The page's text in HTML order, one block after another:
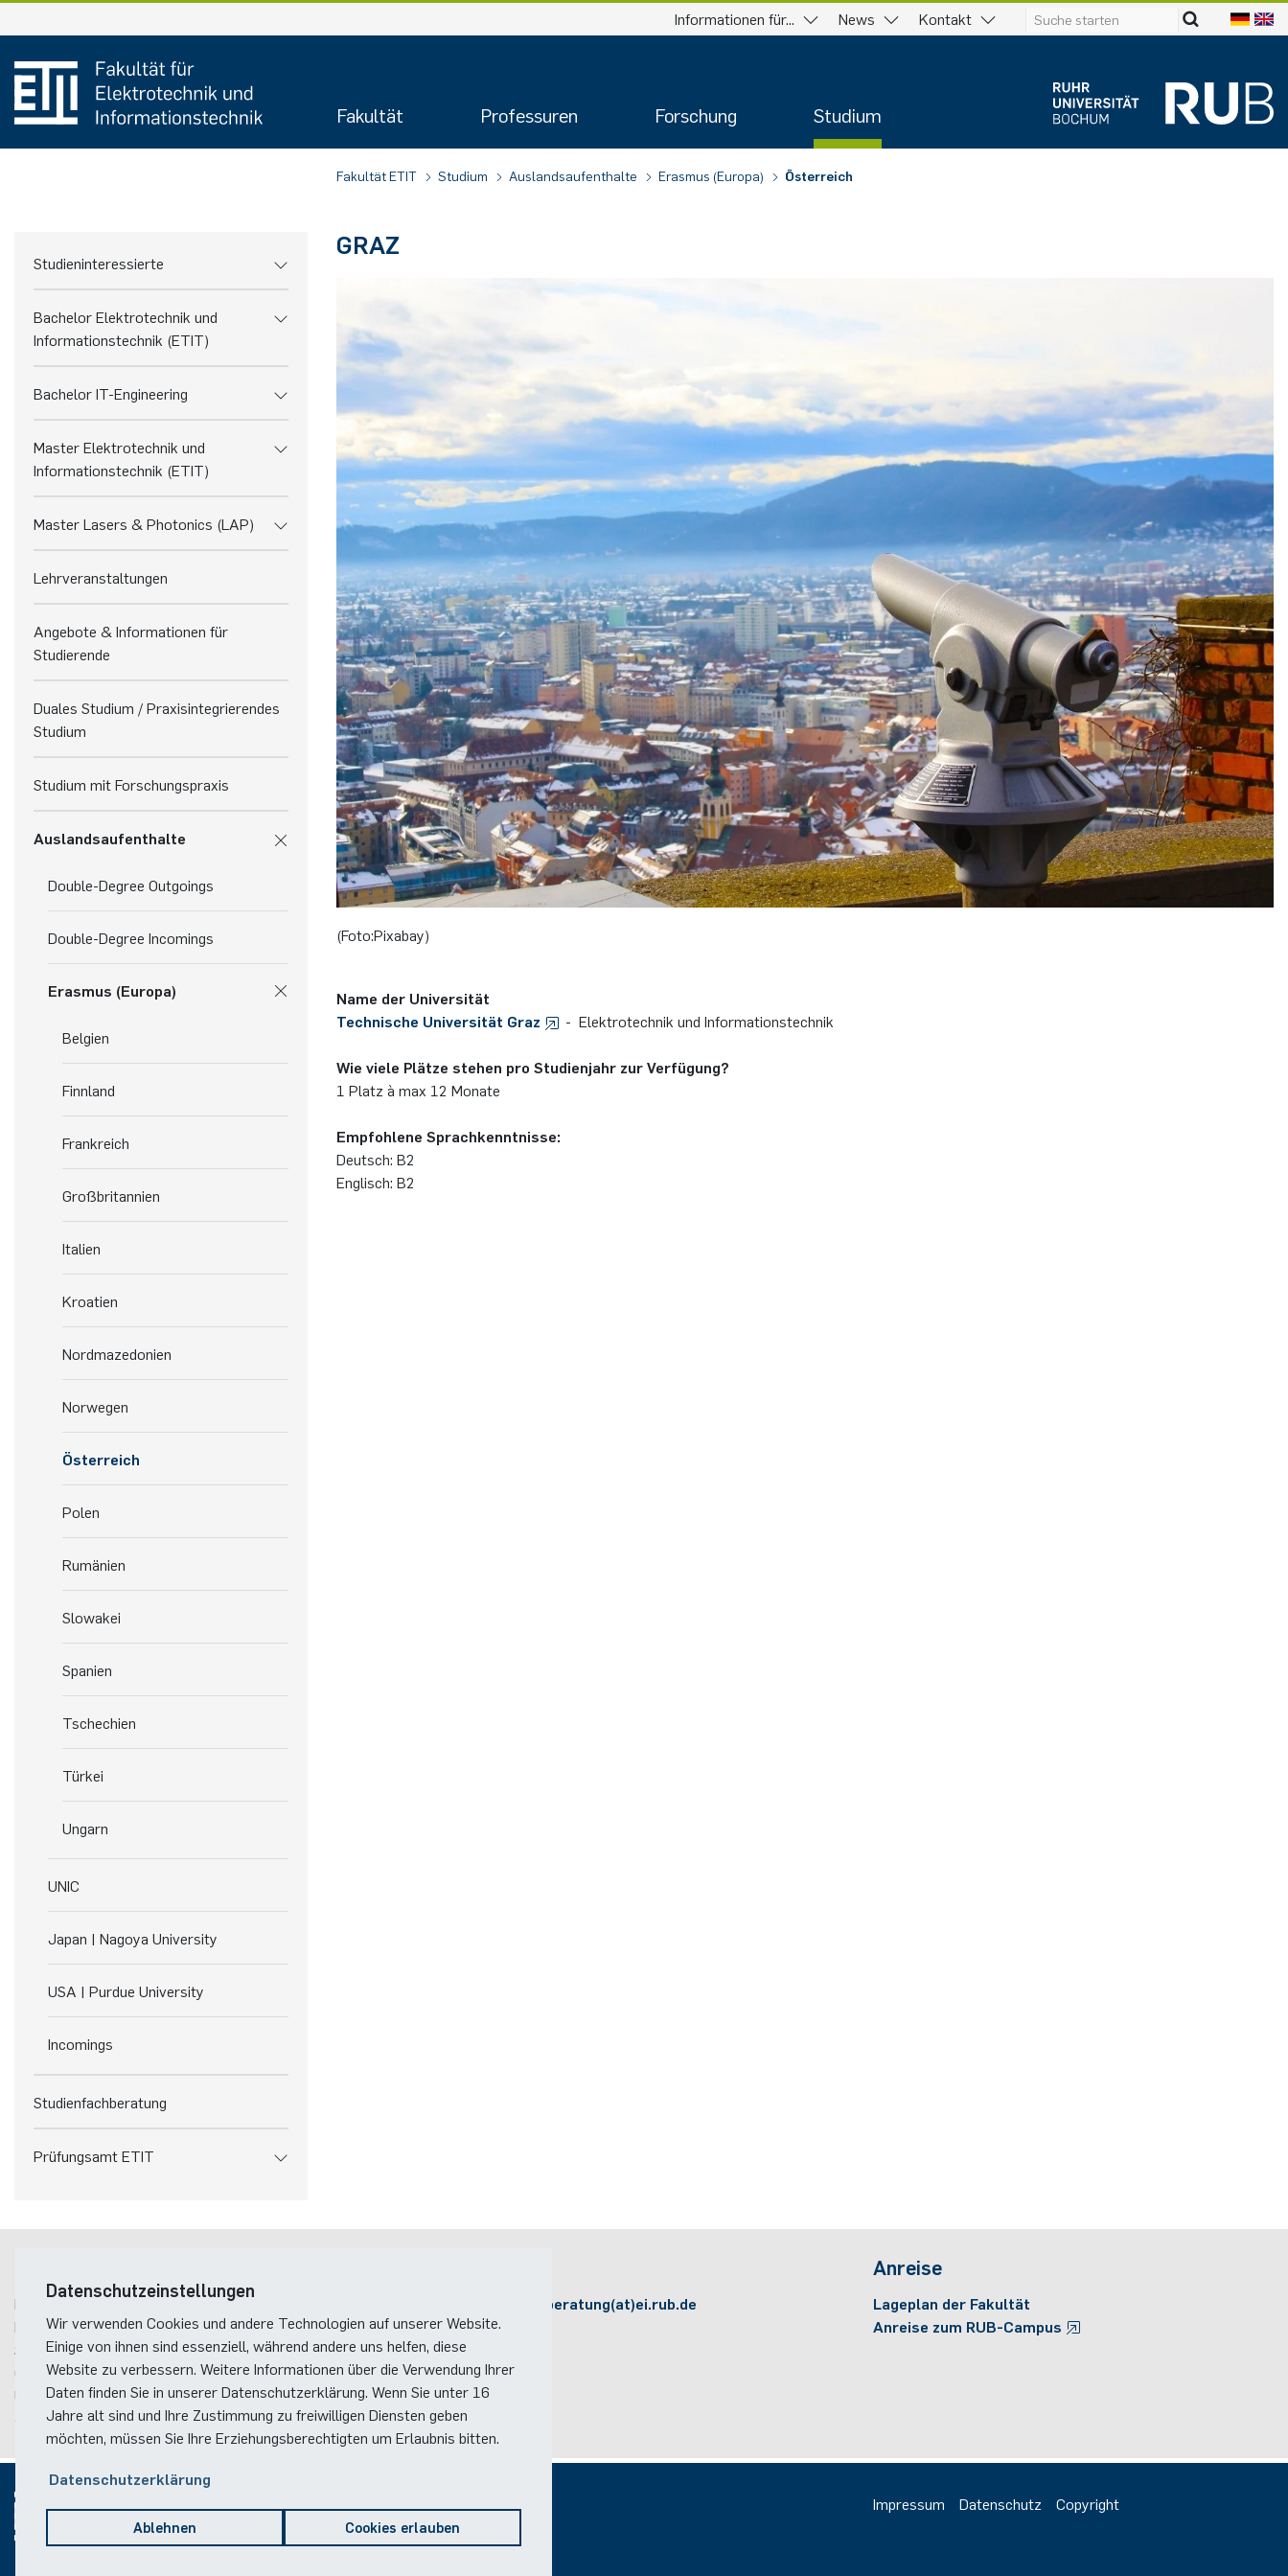
Inhalt
springen
Informationen für... News Kontakt
Fakultät Professuren Forschung Studium
Fakultät ETIT Studium Auslandsaufenthalte Erasmus (Europa) Österreich
Studieninteressierte
Bachelor Elektrotechnik und
Informationstechnik (ETIT)
Bachelor IT-Engineering
Master Elektrotechnik und
Informationstechnik (ETIT)
Master Lasers & Photonics (LAP)
Lehrveranstaltungen
Angebote & Informationen für
Studierende
Duales Studium / Praxisintegrierendes
­Studium
Studium mit Forschungspraxis
Auslandsaufenthalte
Double-Degree Outgoings
Double-Degree Incomings
Erasmus (Europa)
Belgien
Finnland
Frankreich
Großbritannien
Italien
Kroatien
Nordmazedonien
Norwegen
Österreich
Polen
Rumänien
Slowakei
Spanien
Tschechien
Türkei
Ungarn
UNIC
Japan | Nagoya University
USA | Purdue University
Incomings
Studienfachberatung
Prüfungsamt ETIT
GRAZ
(Foto:Pixabay)
Name der Universität
Technische Universität Graz
- Elektrotechnik und Informationstechnik
Wie viele Plätze stehen pro Studienjahr zur Verfügung?
1 Platz à max 12 Monate
Empfohlene Sprachkenntnisse:
Deutsch: B2
Englisch: B2
Ruhr-Universität Bochum
Fakultät für Elektrotechnik und Informationstechnik
Studienfachberatung
Gebäude ID, Postfach11
Universitätsstraße 150
44801Bochum
studienberatung(at)ei.rub.de
Anreise
Lageplan der Fakultät
Anreise zum RUB-Campus
Impressum Datenschutz Copyright
Datenschutzeinstellungen
Wir verwenden Cookies und andere Technologien auf unserer Website.
Einige von ihnen sind essenziell, während andere uns helfen, diese
Website zu verbessern. Weitere Informationen über die Verwendung Ihrer
Daten finden Sie in unserer Datenschutzerklärung. Wenn Sie unter 16
Jahre alt sind und Ihre Zustimmung zu freiwilligen Diensten geben
möchten, müssen Sie Ihre Erziehungsberechtigten um Erlaubnis bitten.
Datenschutzerklärung
Ablehnen Cookies erlauben